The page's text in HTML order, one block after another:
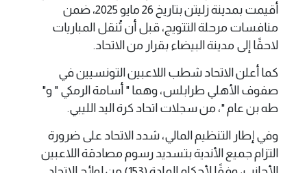
أقيمت بمدينة زليتن بتاريخ 26 مايو 2025، ضمن
منافسات مرحلة التتويج، قبل أن تُنقل المباريات
لاحقًا إلى مدينة البيضاء بقرار من الاتحاد.
كما أعلن الاتحاد شطب اللاعبين التونسيين في
صفوف الأهلي طرابلس، وهما " أسامة الرمكي " و"
طه بن عام "، من سجلات اتحاد كرة اليد الليبي.
وفي إطار التنظيم المالي، شدد الاتحاد على ضرورة
التزام جميع الأندية بتسديد رسوم مصادقة اللاعبين